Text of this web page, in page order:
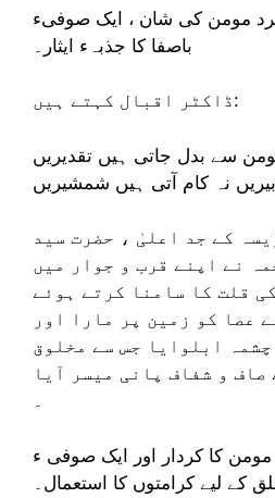
مومن کی شان ، ایک صوفیء
باصفا کا جذبہء ایثار۔
ڈاکٹر اقبال کہتے ہیں:
سے بدل جاتی ہیں تقدیریں
نہ کام آتی ہیں شمشیریں
کے جد اعلیٰ ، حضرت سید
نے اپنے قرب و جوار میں
قلت کا سامنا کرتے ہوئے
عصا کو زمین پر مارا اور
ابلوایا جس سے مخلوق
و شفاف پانی میسر آیا
۔
کا کردار اور ایک صوفی ء
کے لیے کرامتوں کا استعمال۔